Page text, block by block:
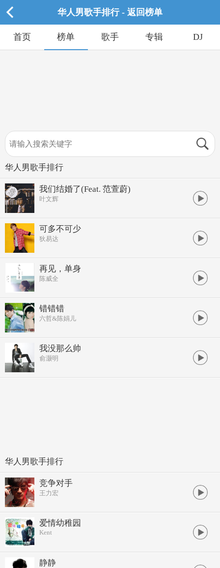
华人男歌手排行 - 返回榜单
首页 榜单 歌手 专辑 DJ
华人男歌手排行
我们结婚了(Feat. 范萱蔚)
叶文辉
可多不可少
狄易达
再见，单身
陈威全
错错错
六哲&陈娟儿
我没那么帅
俞灏明
华人男歌手排行
竞争对手
王力宏
爱情幼稚园
Kent
静静